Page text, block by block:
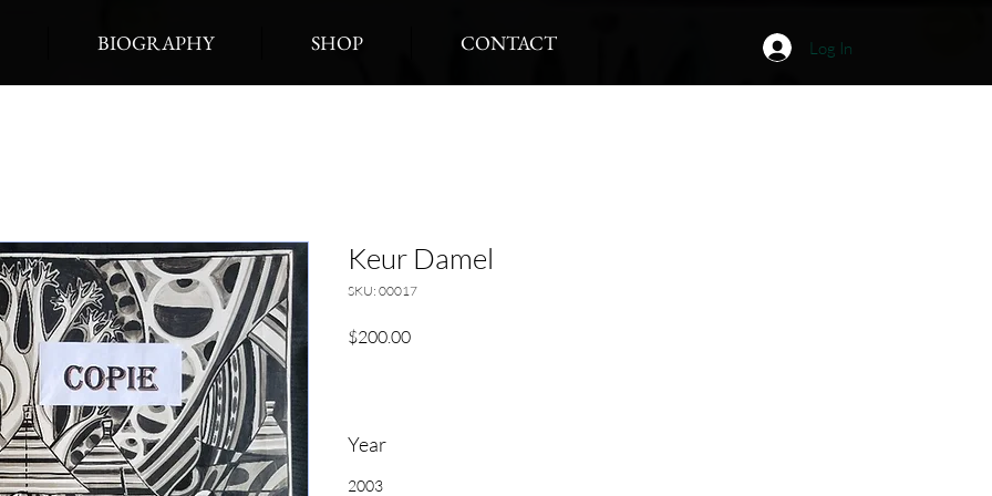
BIOGRAPHY SHOP CONTACT Log In
Keur Damel
SKU: 00017
$200.00Price
Year
2003